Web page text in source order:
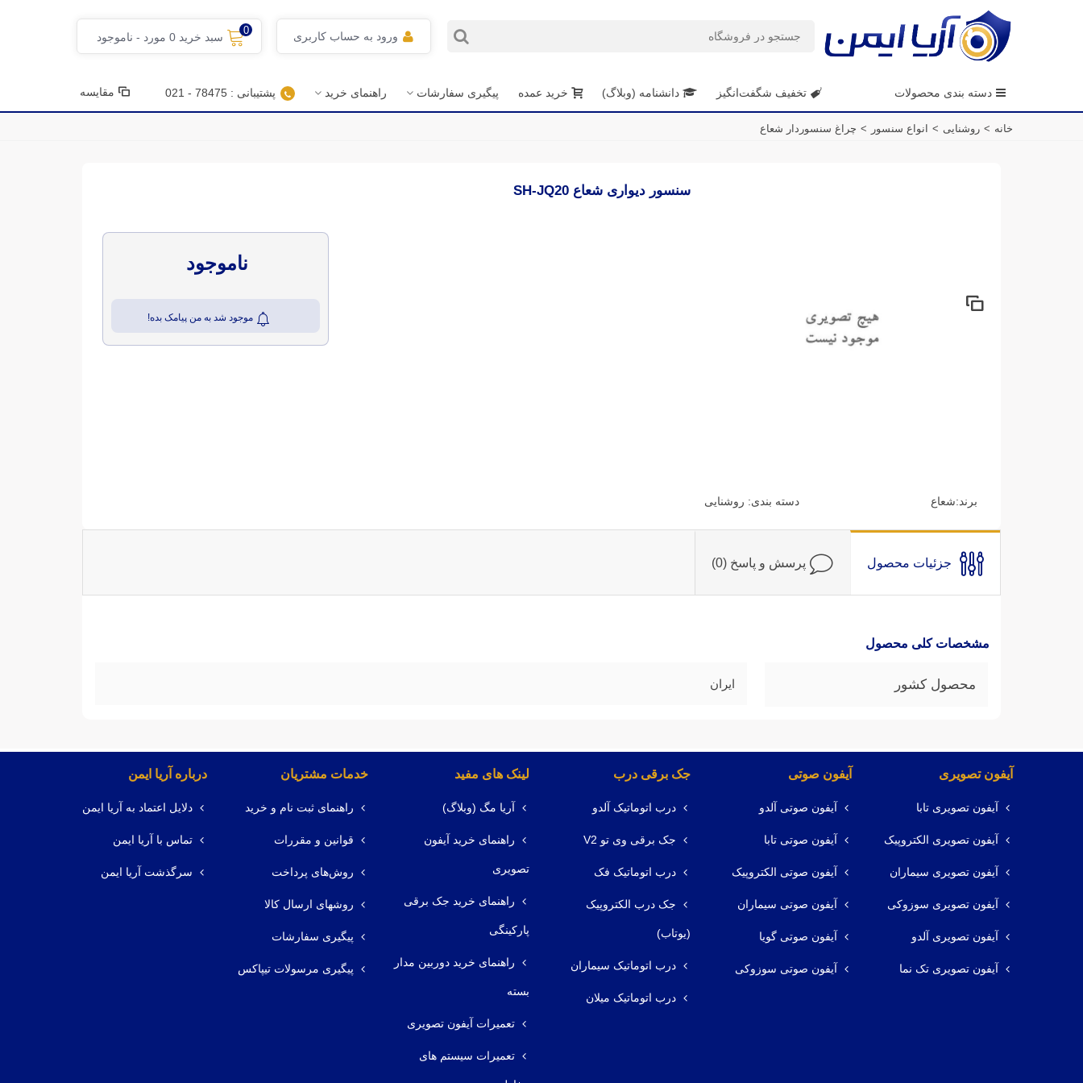
ورود به حساب کاربری
0
سبد خرید 0 مورد - ناموجود
دسته بندی محصولات تخفیف شگفت‌انگیز دانشنامه (وبلاگ) خرید عمده پیگیری سفارشات راهنمای خرید پشتیبانی : 78475 - 021 مقایسه
خانه > روشنایی > انواع سنسور > چراغ سنسور‌دار شعاع
برند:شعاع دسته بندی: روشنایی
سنسور دیواری شعاع SH-JQ20
ناموجود
موجود شد به من پیامک بده!
جزئیات محصول پرسش و پاسخ (0)
مشخصات کلی محصول
محصول کشور ایران
آیفون تصویری
آیفون تصویری تابا
آیفون تصویری الکتروپیک
آیفون تصویری سیماران
آیفون تصویری سوزوکی
آیفون تصویری آلدو
آیفون تصویری تک نما
آیفون صوتی
آیفون صوتی آلدو
آیفون صوتی تابا
آیفون صوتی الکتروپیک
آیفون صوتی سیماران
آیفون صوتی گویا
آیفون صوتی سوزوکی
جک برقی درب
درب اتوماتیک آلدو
جک برقی وی تو V2
درب اتوماتیک فک
جک درب الکتروپیک
(یوتاب)
درب اتوماتیک سیماران
درب اتوماتیک میلان
لینک های مفید
آریا مگ (وبلاگ)
راهنمای خرید آیفون
تصویری
راهنمای خرید جک برقی
پارکینگی
راهنمای خرید دوربین مدار
بسته
تعمیرات آیفون تصویری
تعمیرات سیستم های
خدمات مشتریان
راهنمای ثبت نام و خرید
قوانین و مقررات
روش‌های پرداخت
روشهای ارسال کالا
پیگیری سفارشات
پیگیری مرسولات تیپاکس
درباره آریا ایمن
دلایل اعتماد به آریا ایمن
تماس با آریا ایمن
سرگذشت آریا ایمن